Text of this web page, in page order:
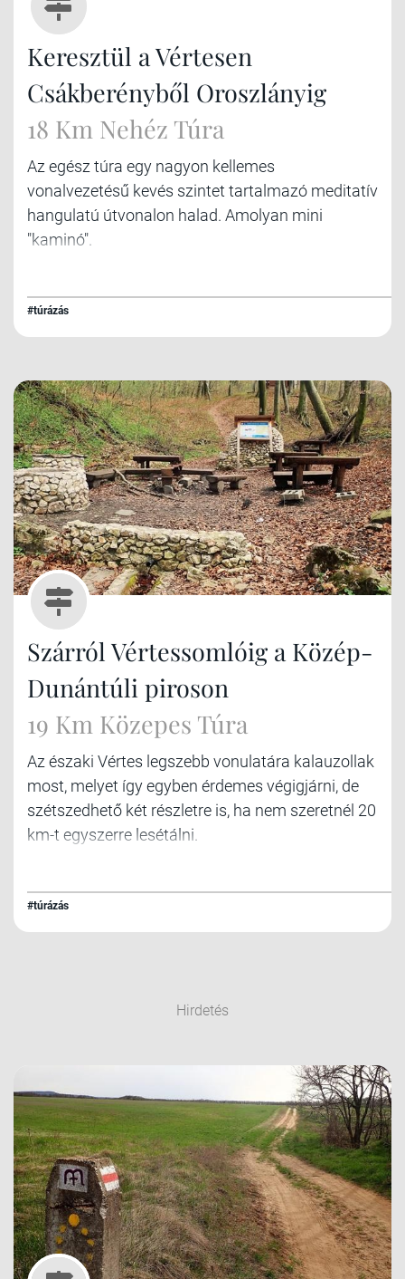
Keresztül a Vértesen
Csákberényből Oroszlányig
18 Km Nehéz Túra
Az egész túra egy nagyon kellemes
vonalvezetésű kevés szintet tartalmazó meditatív
hangulatú útvonalon halad. Amolyan mini
"kaminó".
#túrázás
Szárról Vértessomlóig a Közép-
Dunántúli piroson
19 Km Közepes Túra
Az északi Vértes legszebb vonulatára kalauzollak
most, melyet így egyben érdemes végigjárni, de
szétszedhető két részletre is, ha nem szeretnél 20
km-t egyszerre lesétálni.
#túrázás
Hirdetés